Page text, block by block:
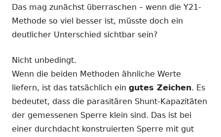
Das mag zunächst überraschen – wenn die Y21-
Methode so viel besser ist, müsste doch ein
deutlicher Unterschied sichtbar sein?
Nicht unbedingt.
Wenn die beiden Methoden ähnliche Werte
liefern, ist das tatsächlich ein gutes Zeichen. Es
bedeutet, dass die parasitären Shunt-Kapazitäten
der gemessenen Sperre klein sind. Das ist bei
einer durchdacht konstruierten Sperre mit gut